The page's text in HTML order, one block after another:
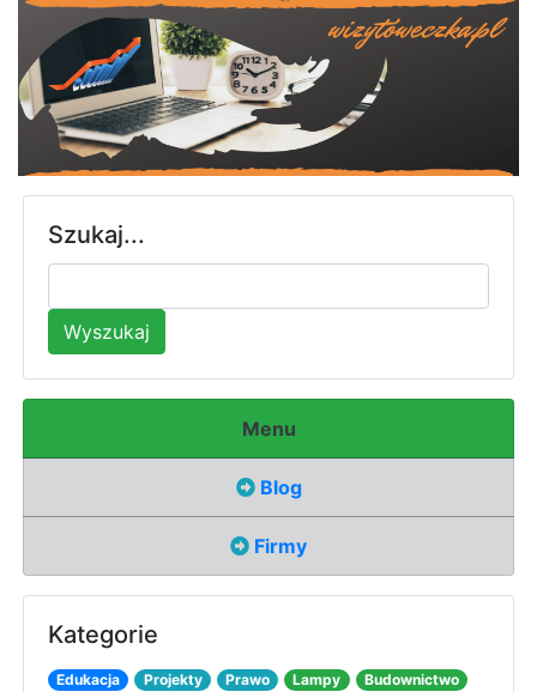
Szukaj...
Wyszukaj
Menu
Blog
Firmy
Kategorie
Edukacja Projekty Prawo Lampy
Budownictwo